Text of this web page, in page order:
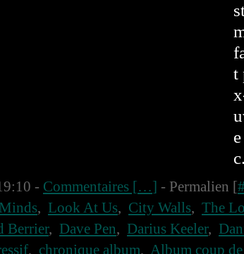
t
- Commentaires […] - Permalien [#
, Look At Us, City Walls, The
Berrier, Dave Pen, Darius Keeler,
, chronique album, Album coup